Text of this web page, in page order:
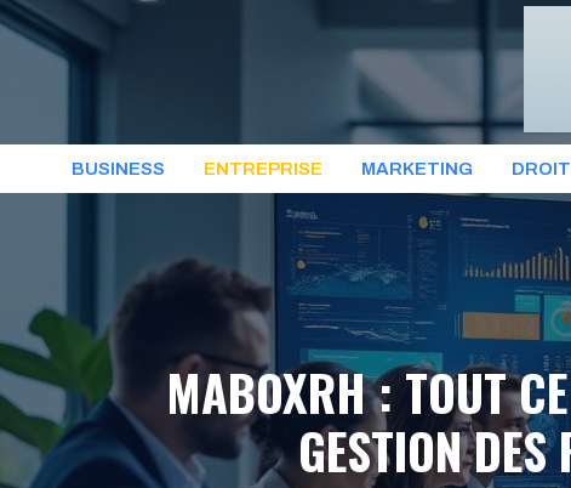
Aller
BUSINESS ENTREPRISE MARKETING
MABOXRH : TOUT
GESTION DES